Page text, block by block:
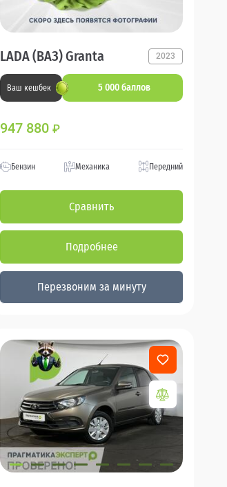
LADA (ВАЗ) Granta 2023
Ваш кешбек 5 000 баллов
947 880 ₽
Бензин Механика Передний
Сравнить
Подробнее
Перезвоним за минуту